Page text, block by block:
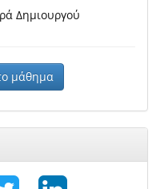
Δημιουργού
μάθημα